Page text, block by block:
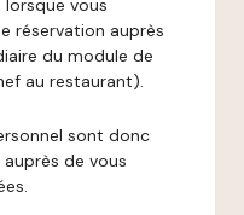
vous
réservation auprès
du module de
au restaurant).
sont donc
de vous